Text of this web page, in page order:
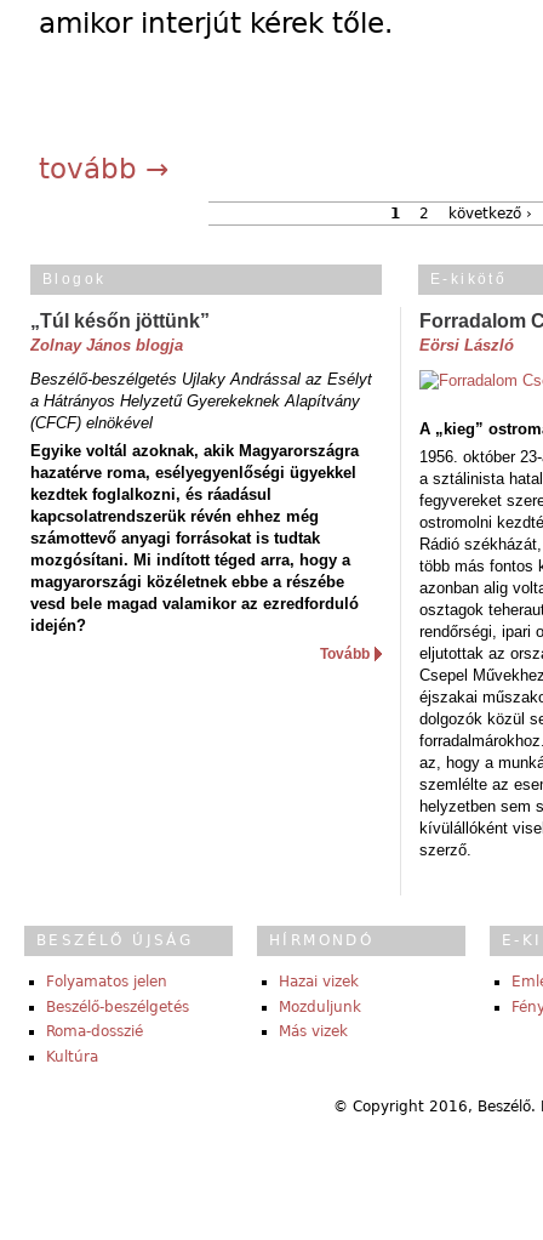
amikor interjút kérek tőle.
tovább →
1 2 következő ›
Blogok
„Túl későn jöttünk”
Zolnay János blogja
Beszélő-beszélgetés Ujlaky Andrással az Esélyt
a Hátrányos Helyzetű Gyerekeknek Alapítvány
(CFCF) elnökével
Egyike voltál azoknak, akik Magyarországra
hazatérve roma, esélyegyenlőségi ügyekkel
kezdtek foglalkozni, és ráadásul
kapcsolatrendszerük révén ehhez még
számottevő anyagi forrásokat is tudtak
mozgósítani. Mi indított téged arra, hogy a
magyarországi közéletnek ebbe a részébe
vesd bele magad valamikor az ezredforduló
idején?
Tovább
E-kikötő
Forradalom
Eörsi László
A „kieg”
1956. október
a sztálinista
fegyvereket
ostromolni
Rádió
több más fontos
azonban alig
osztagok
rendőrségi, ipari
eljutottak az
Csepel
éjszakai
dolgozók közül
az, hogy a
szemlélte az
helyzetben sem
kívülállóként
szerző.
BESZÉLŐ ÚJSÁG
Folyamatos jelen
Beszélő-beszélgetés
Roma-dosszié
Kultúra
HÍRMONDÓ
Hazai vizek
Mozduljunk
Más vizek
E-
© Copyright 2016,